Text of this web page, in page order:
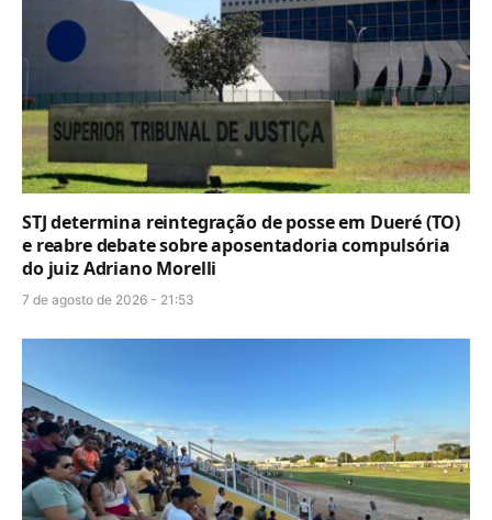
STJ determina reintegração de posse em Dueré (TO)
e reabre debate sobre aposentadoria compulsória
do juiz Adriano Morelli
7 de agosto de 2026 - 21:53